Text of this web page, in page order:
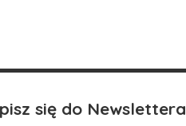
się do Newslettera